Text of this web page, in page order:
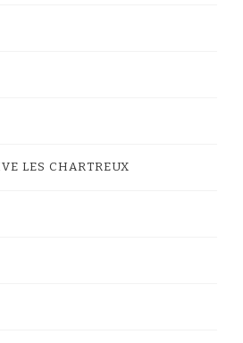
LES CHARTREUX